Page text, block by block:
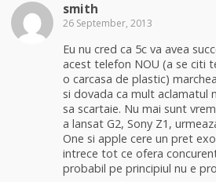
smith
26 September, 2013
Eu nu cred ca 5c va avea
acest telefon NOU (a se citi
o carcasa de plastic)
si dovada ca mult aclamatul
sa scartaie. Nu mai sunt
a lansat G2, Sony Z1,
One si apple cere un pret
intrece tot ce ofera
probabil pe principiul nu e